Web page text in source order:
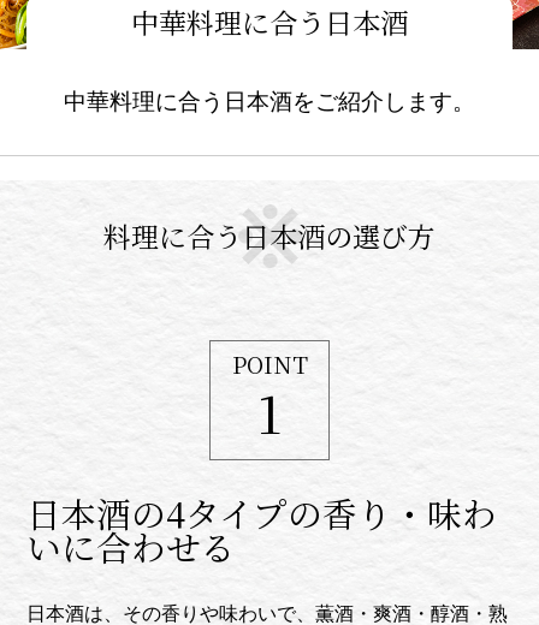
中華料理に合う日本酒
中華料理に合う日本酒をご紹介します。
料理に合う日本酒の選び方
POINT
1
日本酒の4タイプの香り・味わ
いに合わせる
日本酒は、その香りや味わいで、薫酒・爽酒・醇酒・熟